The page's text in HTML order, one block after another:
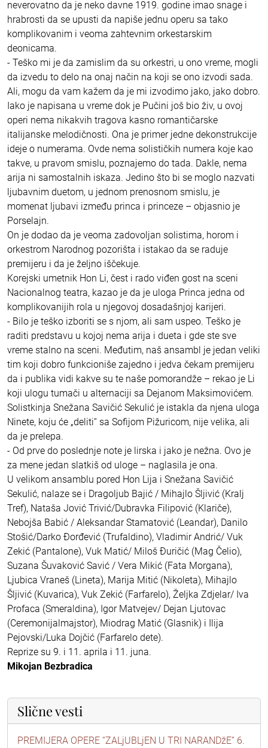
neverovatno da je neko davne 1919. godine imao snage i
hrabrosti da se upusti da napiše jednu operu sa tako
komplikovanim i veoma zahtevnim orkestarskim
deonicama.
- Teško mi je da zamislim da su orkestri, u ono vreme, mogli
da izvedu to delo na onaj način na koji se ono izvodi sada.
Ali, mogu da vam kažem da je mi izvodimo jako, jako dobro.
Iako je napisana u vreme dok je Pučini još bio živ, u ovoj
operi nema nikakvih tragova kasno romantičarske
italijanske melodičnosti. Ona je primer jedne dekonstrukcije
ideje o numerama. Ovde nema solističkih numera koje kao
takve, u pravom smislu, poznajemo do tada. Dakle, nema
arija ni samostalnih iskaza. Jedino što bi se moglo nazvati
ljubavnim duetom, u jednom prenosnom smislu, je
momenat ljubavi između princa i princeze – objasnio je
Porselajn.
On je dodao da je veoma zadovoljan solistima, horom i
orkestrom Narodnog pozorišta i istakao da se raduje
premijeru i da je željno iščekuje.
Korejski umetnik Hon Li, čest i rado viđen gost na sceni
Nacionalnog teatra, kazao je da je uloga Princa jedna od
komplikovanijih rola u njegovoj dosadašnjoj karijeri.
- Bilo je teško izboriti se s njom, ali sam uspeo. Teško je
raditi predstavu u kojoj nema arija i dueta i gde ste sve
vreme stalno na sceni. Međutim, naš ansambl je jedan veliki
tim koji dobro funkcioniše zajedno i jedva čekam premijeru
da i publika vidi kakve su te naše pomorandže – rekao je Li
koji ulogu tumači u alternaciji sa Dejanom Maksimovićem.
Solistkinja Snežana Savičić Sekulić je istakla da njena uloga
Ninete, koju će „deliti“ sa Sofijom Pižuricom, nije velika, ali
da je prelepa.
- Od prve do poslednje note je lirska i jako je nežna. Ovo je
za mene jedan slatkiš od uloge – naglasila je ona.
U velikom ansamblu pored Hon Lija i Snežana Savičić
Sekulić, nalaze se i Dragoljub Bajić / Mihajlo Šljivić (Kralj
Tref), Nataša Jović Trivić/Dubravka Filipović (Klariče),
Nebojša Babić / Aleksandar Stamatović (Leandar), Danilo
Stošić/Darko Đorđević (Trufaldino), Vladimir Andrić/ Vuk
Zekić (Pantalone), Vuk Matić/ Miloš Đuričić (Mag Čelio),
Suzana Šuvaković Savić / Vera Mikić (Fata Morgana),
Ljubica Vraneš (Lineta), Marija Mitić (Nikoleta), Mihajlo
Šljivić (Kuvarica), Vuk Zekić (Farfarelo), Željka Zdjelar/ Iva
Profaca (Smeraldina), Igor Matvejev/ Dejan Ljutovac
(Ceremonijalmajstor), Miodrag Matić (Glasnik) i Ilija
Pejovski/Luka Dojčić (Farfarelo dete).
Reprize su 9. i 11. aprila i 11. juna.
Mikojan Bezbradica
Slične vesti
PREMIJERA OPERE “ZALjUBLjEN U TRI NARANDžE” 6.